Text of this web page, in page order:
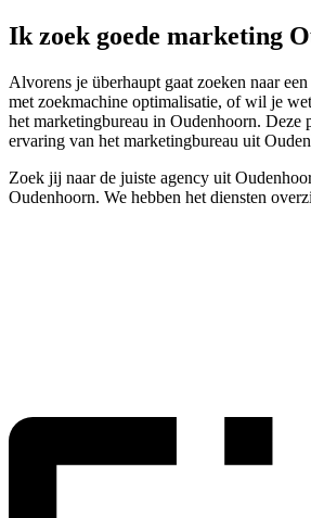
Ik zoek goede marketing
Alvorens je überhaupt gaat zoeken naar
met zoekmachine optimalisatie, of wil je
het marketingbureau in Oudenhoorn.
ervaring van het marketingbureau uit
Zoek jij naar de juiste agency uit
Oudenhoorn. We hebben het diensten